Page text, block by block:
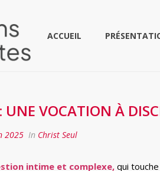
ACCUEIL
UNE VOCATION À
2025 In Christ Seul
intime et complexe, qui